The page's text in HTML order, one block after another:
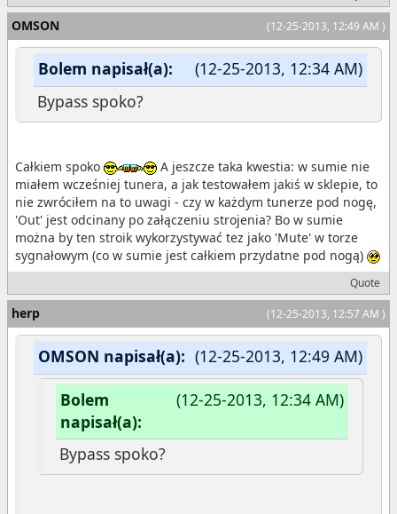
(12-25-2013, 12:49 AM )
OMSON
(12-25-2013, 12:34 AM)
Bolem napisał(a):
Bypass spoko?
Całkiem spoko
A jeszcze taka kwestia: w sumie nie
miałem wcześniej tunera, a jak testowałem jakiś w sklepie, to
nie zwróciłem na to uwagi - czy w każdym tunerze pod nogę,
'Out' jest odcinany po załączeniu strojenia? Bo w sumie
można by ten stroik wykorzystywać tez jako 'Mute' w torze
sygnałowym (co w sumie jest całkiem przydatne pod nogą)
Quote
(12-25-2013, 12:57 AM )
herp
(12-25-2013, 12:49 AM)
OMSON napisał(a):
(12-25-2013, 12:34 AM)
Bolem
napisał(a):
Bypass spoko?